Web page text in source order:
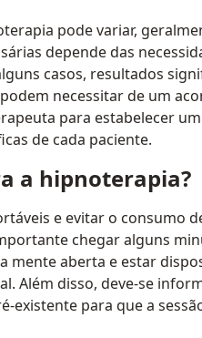
pode variar,
depende das
casos, resultados
necessitar de um
para estabelecer
de cada paciente.
a hipnoterapia?
e evitar o consumo
chegar alguns
mente aberta e estar
Além disso, deve-se
existente para que a